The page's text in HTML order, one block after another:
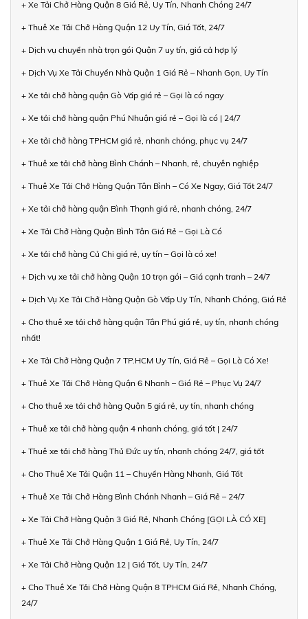
+ Xe Tải Chở Hàng Quận 8 Giá Rẻ, Uy Tín, Nhanh Chóng 24/7
+ Thuê Xe Tải Chở Hàng Quận 12 Uy Tín, Giá Tốt, 24/7
+ Dịch vụ chuyển nhà trọn gói Quận 7 uy tín, giá cả hợp lý
+ Dịch Vụ Xe Tải Chuyển Nhà Quận 1 Giá Rẻ – Nhanh Gọn, Uy Tín
+ Xe tải chở hàng quận Gò Vấp giá rẻ – Gọi là có ngay
+ Xe tải chở hàng quận Phú Nhuận giá rẻ – Gọi là có | 24/7
+ Xe tải chở hàng TPHCM giá rẻ, nhanh chóng, phục vụ 24/7
+ Thuê xe tải chở hàng Bình Chánh – Nhanh, rẻ, chuyên nghiệp
+ Thuê Xe Tải Chở Hàng Quận Tân Bình – Có Xe Ngay, Giá Tốt 24/7
+ Xe tải chở hàng quận Bình Thạnh giá rẻ, nhanh chóng, 24/7
+ Xe Tải Chở Hàng Quận Bình Tân Giá Rẻ – Gọi Là Có
+ Xe tải chở hàng Củ Chi giá rẻ, uy tín – Gọi là có xe!
+ Dịch vụ xe tải chở hàng Quận 10 trọn gói – Giá cạnh tranh – 24/7
+ Dịch Vụ Xe Tải Chở Hàng Quận Gò Vấp Uy Tín, Nhanh Chóng, Giá Rẻ
+ Cho thuê xe tải chở hàng quận Tân Phú giá rẻ, uy tín, nhanh chóng
nhất!
+ Xe Tải Chở Hàng Quận 7 TP.HCM Uy Tín, Giá Rẻ – Gọi Là Có Xe!
+ Thuê Xe Tải Chở Hàng Quận 6 Nhanh – Giá Rẻ – Phục Vụ 24/7
+ Cho thuê xe tải chở hàng Quận 5 giá rẻ, uy tín, nhanh chóng
+ Thuê xe tải chở hàng quận 4 nhanh chóng, giá tốt | 24/7
+ Thuê xe tải chở hàng Thủ Đức uy tín, nhanh chóng 24/7, giá tốt
+ Cho Thuê Xe Tải Quận 11 – Chuyển Hàng Nhanh, Giá Tốt
+ Thuê Xe Tải Chở Hàng Bình Chánh Nhanh – Giá Rẻ – 24/7
+ Xe Tải Chở Hàng Quận 3 Giá Rẻ, Nhanh Chóng [GỌI LÀ CÓ XE]
+ Thuê Xe Tải Chở Hàng Quận 1 Giá Rẻ, Uy Tín, 24/7
+ Xe Tải Chở Hàng Quận 12 | Giá Tốt, Uy Tín, 24/7
+ Cho Thuê Xe Tải Chở Hàng Quận 8 TPHCM Giá Rẻ, Nhanh Chóng,
24/7